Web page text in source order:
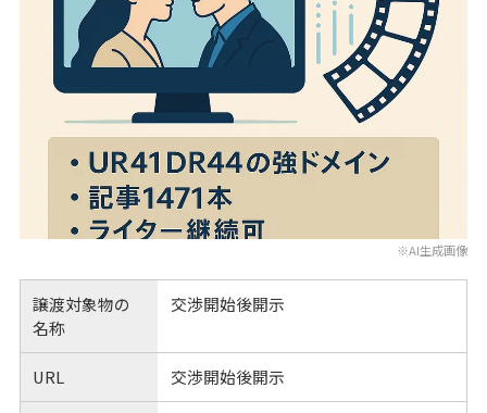
※AI生成画像
譲渡対象物の
名称
交渉開始後開示
URL 交渉開始後開示